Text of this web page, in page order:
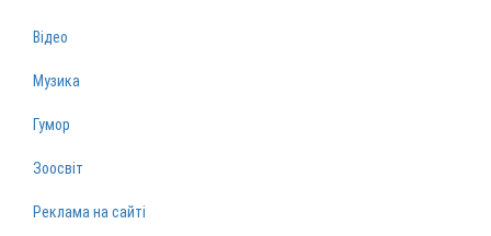
Відео
Музика
Гумор
Зоосвіт
Реклама на сайті